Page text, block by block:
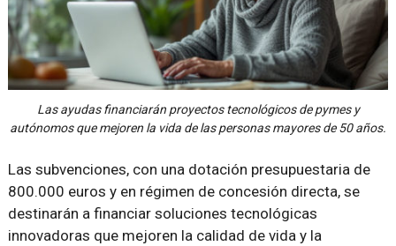
Las ayudas financiarán proyectos tecnológicos de pymes y
autónomos que mejoren la vida de las personas mayores de 50 años.
Las subvenciones, con una dotación presupuestaria de
800.000 euros y en régimen de concesión directa, se
destinarán a financiar soluciones tecnológicas
innovadoras que mejoren la calidad de vida y la